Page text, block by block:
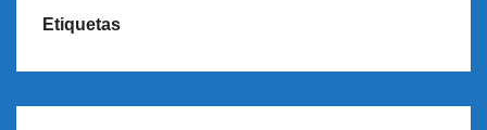
Etiquetas